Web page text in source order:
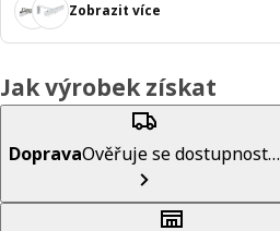
Zobrazit více
Jak výrobek získat
DopravaOvěřuje se dostupnost…